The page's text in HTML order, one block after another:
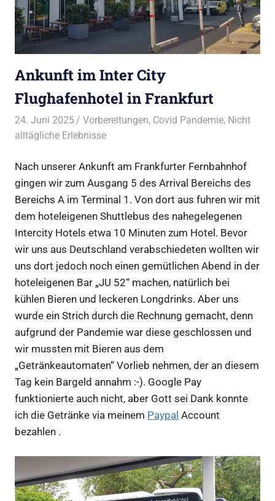
Ankunft im Inter City
Flughafenhotel in Frankfurt
24. Juni 2025 Bruno Müller
Vorbereitungen, Covid Pandemie, Nicht
alltägliche Erlebnisse
Nach unserer Ankunft am Frankfurter Fernbahnhof
gingen wir zum Ausgang 5 des Arrival Bereichs des
Bereichs A im Terminal 1. Von dort aus fuhren wir mit
dem hoteleigenen Shuttlebus des nahegelegenen
Intercity Hotels etwa 10 Minuten zum Hotel. Bevor
wir uns aus Deutschland verabschiedeten wollten wir
uns dort jedoch noch einen gemütlichen Abend in der
hoteleigenen Bar „JU 52“ machen, natürlich bei
kühlen Bieren und leckeren Longdrinks. Aber uns
wurde ein Strich durch die Rechnung gemacht, denn
aufgrund der Pandemie war diese geschlossen und
wir mussten mit Bieren aus dem
„Getränkeautomaten“ Vorlieb nehmen, der an diesem
Tag kein Bargeld annahm :-). Google Pay
funktionierte auch nicht, aber Gott sei Dank konnte
ich die Getränke via meinem Paypal Account
bezahlen .